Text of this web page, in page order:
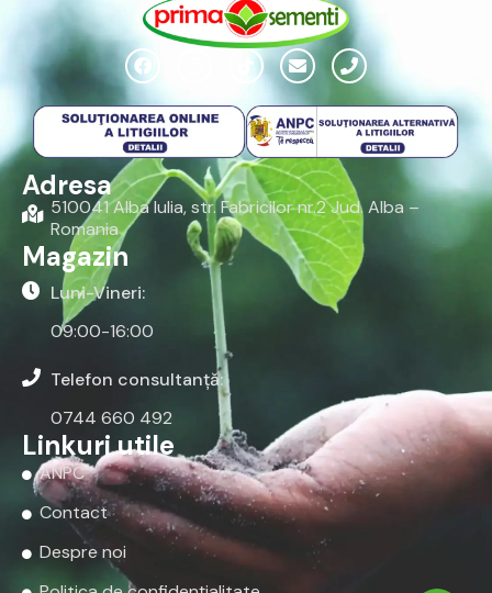
Adresa
510041 Alba Iulia, str. Fabricilor nr.2 Jud. Alba –
Romania
Magazin
Luni-Vineri:
09:00-16:00
Telefon consultanță:
0744 660 492
Linkuri utile
ANPC
Contact
Despre noi